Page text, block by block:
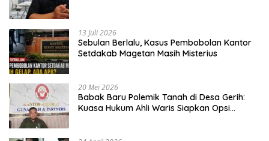
13 Juli 2026
Sebulan Berlalu, Kasus Pembobolan Kantor
Setdakab Magetan Masih Misterius
20 Mei 2026
Babak Baru Polemik Tanah di Desa Gerih:
Kuasa Hukum Ahli Waris Siapkan Opsi